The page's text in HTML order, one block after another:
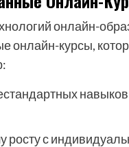
онлайн-
онлайн-курсы,
росту с